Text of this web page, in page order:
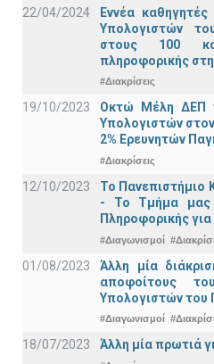
22/04/2024
Εννέα
Υπολογιστών
στους 100
πληροφορικής
#Διακρίσεις
19/10/2023
Οκτώ Μέλη ΔΕΠ
Υπολογιστών
2% Ερευνητών
#Διακρίσεις
12/10/2023
Το Πανεπιστήμιο
- Το Τμήμα μας
Πληροφορικής
#Διαγωνισμοί
01/08/2023
Άλλη μία
αποφοίτους
Υπολογιστών του
#Διαγωνισμοί
18/07/2023 Άλλη μία πρωτιά